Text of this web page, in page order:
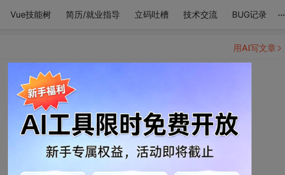
Vue技能树 简历/就业指导 立码吐槽 技术交流 BUG记录 ...
用AI写文章